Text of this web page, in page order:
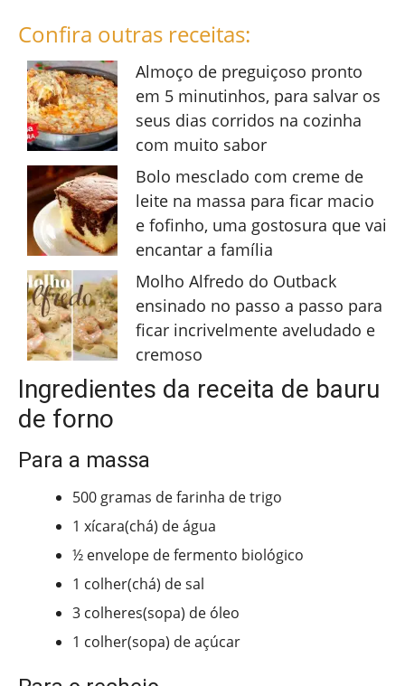
Confira outras receitas:
Almoço de preguiçoso pronto
em 5 minutinhos, para salvar os
seus dias corridos na cozinha
com muito sabor
Bolo mesclado com creme de
leite na massa para ficar macio
e fofinho, uma gostosura que vai
encantar a família
Molho Alfredo do Outback
ensinado no passo a passo para
ficar incrivelmente aveludado e
cremoso
Ingredientes da receita de bauru
de forno
Para a massa
500 gramas de farinha de trigo
1 xícara(chá) de água
½ envelope de fermento biológico
1 colher(chá) de sal
3 colheres(sopa) de óleo
1 colher(sopa) de açúcar